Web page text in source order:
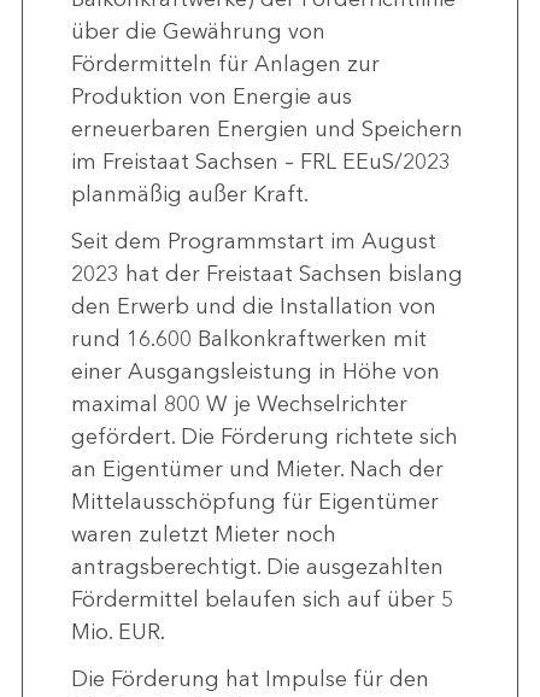
über die Gewährung von
Fördermitteln für Anlagen zur
Produktion von Energie aus
erneuerbaren Energien und Speichern
im Freistaat Sachsen – FRL EEuS/2023
planmäßig außer Kraft.
Seit dem Programmstart im August
2023 hat der Freistaat Sachsen bislang
den Erwerb und die Installation von
rund 16.600 Balkonkraftwerken mit
einer Ausgangsleistung in Höhe von
maximal 800 W je Wechselrichter
gefördert. Die Förderung richtete sich
an Eigentümer und Mieter. Nach der
Mittelausschöpfung für Eigentümer
waren zuletzt Mieter noch
antragsberechtigt. Die ausgezahlten
Fördermittel belaufen sich auf über 5
Mio. EUR.
Die Förderung hat Impulse für den